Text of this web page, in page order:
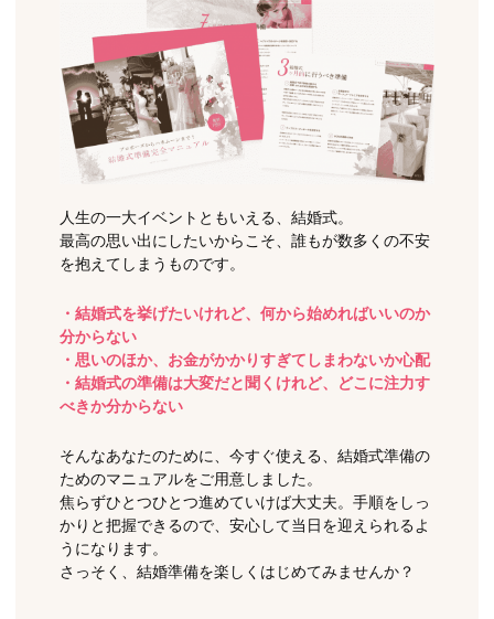
人生の一大イベントともいえる、結婚式。
最高の思い出にしたいからこそ、誰もが数多くの不安
を抱えてしまうものです。
・結婚式を挙げたいけれど、何から始めればいいのか
分からない
・思いのほか、お金がかかりすぎてしまわないか心配
・結婚式の準備は大変だと聞くけれど、どこに注力す
べきか分からない
そんなあなたのために、今すぐ使える、結婚式準備の
ためのマニュアルをご用意しました。
焦らずひとつひとつ進めていけば大丈夫。手順をしっ
かりと把握できるので、安心して当日を迎えられるよ
うになります。
さっそく、結婚準備を楽しくはじめてみませんか？